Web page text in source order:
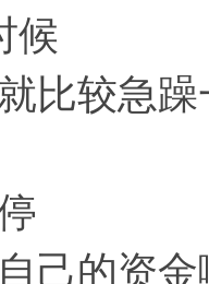
候
比较急躁
己的资金